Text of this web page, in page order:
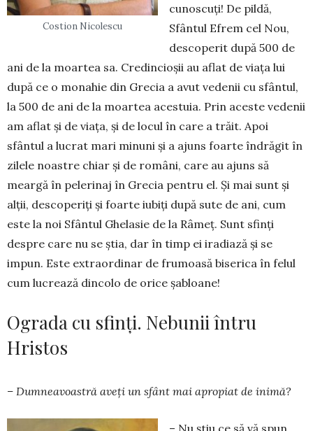
Costion Nicolescu
cunoscuți! De pildă,
Sfântul Efrem cel Nou,
descoperit după 500 de
ani de la moartea sa. Credincioșii au aflat de viața lui
după ce o monahie din Grecia a avut vedenii cu sfântul,
la 500 de ani de la moartea acestuia. Prin aceste vedenii
am aflat și de viaţa, şi de locul în care a trăit. Apoi
sfântul a lucrat mari minuni şi a ajuns foarte îndrăgit în
zilele noastre chiar şi de români, care au ajuns să
meargă în pelerinaj în Grecia pentru el. Și mai sunt și
alții, descoperiţi și foarte iubiți după sute de ani, cum
este la noi Sfântul Ghelasie de la Râmeţ. Sunt sfinţi
despre care nu se ştia, dar în timp ei iradiază şi se
impun. Este extraordinar de frumoasă biserica în felul
cum lucrează dincolo de orice şabloane!
Ograda cu sfinți. Nebunii întru
Hristos
– Dumneavoastră aveți un sfânt mai apropiat de inimă?
– Nu ştiu ce să vă spun,